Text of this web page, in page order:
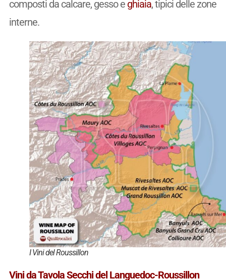
composti da calcare, gesso e ghiaia, tipici delle zone
interne.
I Vini del Roussillon
Vini da Tavola Secchi del Languedoc-Roussillon